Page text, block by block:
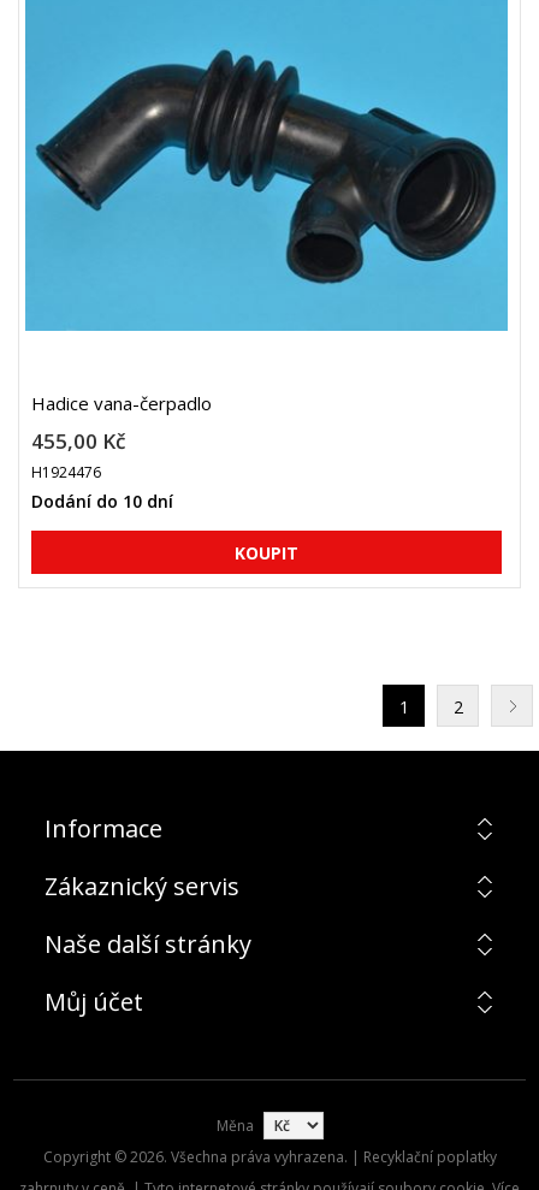
Hadice vana-čerpadlo
455,00 Kč
H1924476
Dodání do 10 dní
1 2
Informace
Zákaznický servis
Naše další stránky
Můj účet
Měna
Copyright © 2026. Všechna práva vyhrazena. | Recyklační poplatky